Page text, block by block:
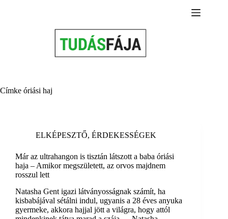
Címke óriási haj
ELKÉPESZTŐ, ÉRDEKESSÉGEK
Már az ultrahangon is tisztán látszott a baba óriási
haja – Amikor megszületett, az orvos majdnem
rosszul lett
Natasha Gent igazi látványosságnak számít, ha
kisbabájával sétálni indul, ugyanis a 28 éves anyuka
gyermeke, akkora hajjal jött a világra, hogy attól